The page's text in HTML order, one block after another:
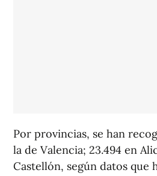
Por provincias, se han
la de Valencia; 23.494 en
Castellón, según datos que